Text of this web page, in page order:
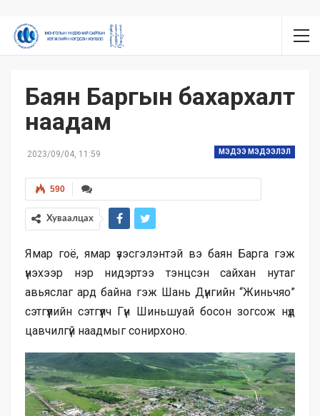
Баян Баргын бахархалт
наадам
МЭДЭЭ МЭДЭЭЛЭЛ
2023/09/04, 11:59
590
Хуваалцах
Ямар гоё, ямар үзэсгэлэнтэй вэ баян Барга гэж
үнэхээр нэр нидэртээ тэнцсэн сайхан нутаг
авьяслаг ард байна гэж Шань Дүнгийн “Жиньчяо”
сэтгүүлийн сэтгүүлч Гүн Шиньшуай босон зогсож нүд
цавчилгүй наадмыг сонирхоно.